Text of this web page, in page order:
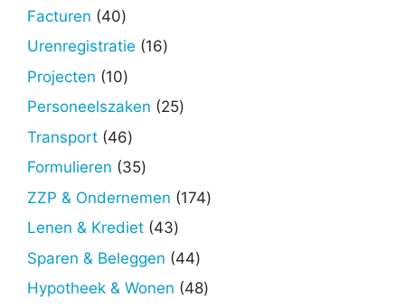
Facturen 4040
producten
Urenregistratie 1616
Projecten 1010
producten
Personeelszaken 2525
Transport 4646
producten
Formulieren 3535
producten
ZZP & Ondernemen 174174
Lenen & Krediet 4343
producten
Sparen & Beleggen 4444
producten
Hypotheek & Wonen 4848